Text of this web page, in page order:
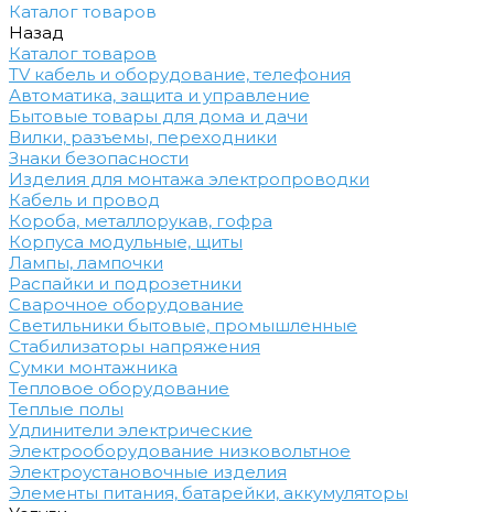
Каталог товаров
Назад
Каталог товаров
TV кабель и оборудование, телефония
Автоматика, защита и управление
Бытовые товары для дома и дачи
Вилки, разъемы, переходники
Знаки безопасности
Изделия для монтажа электропроводки
Кабель и провод
Короба, металлорукав, гофра
Корпуса модульные, щиты
Лампы, лампочки
Распайки и подрозетники
Сварочное оборудование
Светильники бытовые, промышленные
Стабилизаторы напряжения
Сумки монтажника
Тепловое оборудование
Теплые полы
Удлинители электрические
Электрооборудование низковольтное
Электроустановочные изделия
Элементы питания, батарейки, аккумуляторы